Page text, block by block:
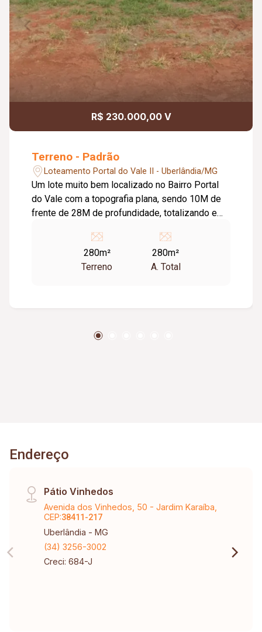
R$ 230.000,00 V
Terreno - Padrão
Loteamento Portal do Vale II - Uberlândia/MG
Um lote muito bem localizado no Bairro Portal
do Vale com a topografia plana, sendo 10M de
frente de 28M de profundidade, totalizando em
280m²
Terreno
280m²
A. Total
Endereço
Pátio Vinhedos
Avenida dos Vinhedos, 50 - Jardim Karaíba,
CEP:38411-217
Uberlândia - MG
(34) 3256-3002
Creci: 684-J